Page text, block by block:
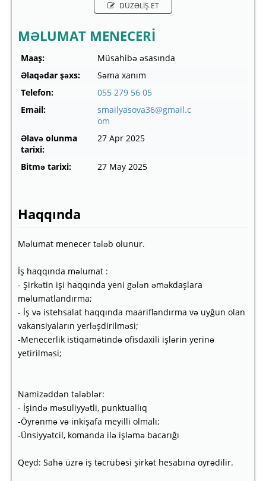
DÜZƏLİŞ ET
MƏLUMAT MENECERİ
Maaş:
Müsahibə əsasında
Əlaqədar şəxs:
Səma xanım
Telefon:
055 279 56 05
Email:
smailyasova36@gmail.c
om
Əlavə olunma
tarixi:
27 Apr 2025
Bitmə tarixi: 27 May 2025
Haqqında
Məlumat menecer tələb olunur.
İş haqqında məlumat :
- Şirkətin işi haqqında yeni gələn əməkdaşlara
məlumatlandırma;
- İş və istehsalat haqqında maarifləndırma və uyğun olan
vakansiyaların yerləşdirilməsi;
-Menecerlik istiqamətində ofisdaxili işlərin yerinə
yetirilməsi;
Namizəddən tələblər:
- İşində məsuliyyətli, punktuallıq
-Öyrənmə və inkişafa meyilli olmalı;
-Ünsiyyətcil, komanda ilə işləmə bacarığı
Qeyd: Sahə üzrə iş təcrübəsi şirkət hesabına öyrədilir.